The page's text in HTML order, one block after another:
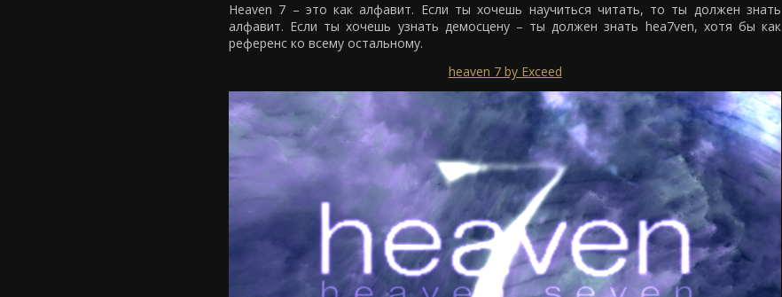
Heaven 7 – это как алфавит. Если ты хочешь научиться читать, то ты должен знать
алфавит. Если ты хочешь узнать демосцену – ты должен знать hea7ven, хотя бы как
референс ко всему остальному.
heaven 7 by Exceed